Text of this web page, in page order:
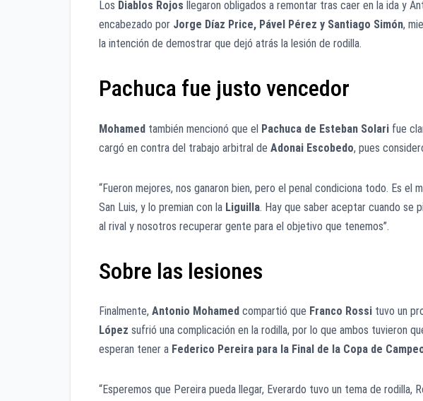
Los Diablos Rojos llegaron obligados a remontar tras caer en la ida y
encabezado por Jorge Díaz Price, Pável Pérez y Santiago Simón,
la intención de demostrar que dejó atrás la lesión de rodilla.
Pachuca fue justo vencedor
Mohamed también mencionó que el Pachuca de Esteban Solari fue
cargó en contra del trabajo arbitral de Adonai Escobedo, pues
“Fueron mejores, nos ganaron bien, pero el penal condiciona todo. Es el
San Luis, y lo premian con la Liguilla. Hay que saber aceptar cuando se
al rival y nosotros recuperar gente para el objetivo que tenemos”.
Sobre las lesiones
Finalmente, Antonio Mohamed compartió que Franco Rossi tuvo un
López sufrió una complicación en la rodilla, por lo que ambos tuvieron
esperan tener a Federico Pereira para la Final de la Copa de
“Esperemos que Pereira pueda llegar, Everardo tuvo un tema de rodilla,